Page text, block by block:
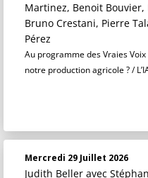
Martinez, Benoit
Bruno Crestani, Pierre
Pérez
Au programme des Vraies
notre production agricole ? /
Mercredi 29 Juillet 2026
Judith Beller avec